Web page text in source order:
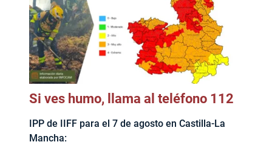
Si ves humo, llama al teléfono 112
IPP de IIFF para el 7 de agosto en Castilla-La
Mancha: